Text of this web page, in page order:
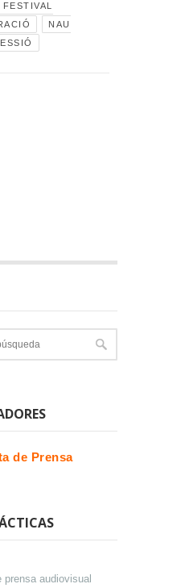
FESTIVAL
NAU
de Prensa
prensa audiovisual